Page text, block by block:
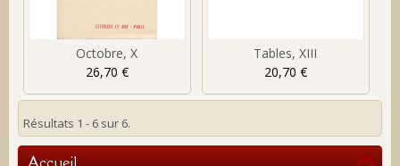
Octobre, X
26,70 €
Tables, XIII
20,70 €
Résultats 1 - 6 sur 6.